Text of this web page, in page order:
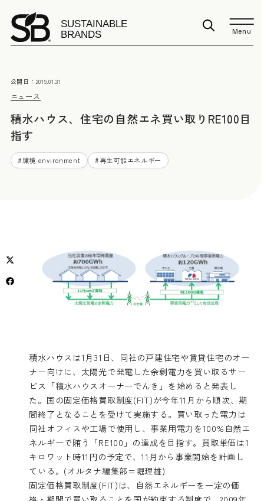
Menu
ニュース
公開日： 2019.01.31
積水ハウス、住宅の自然エネ買い取りRE100目
指す
#環境 environment #再生可能エネルギー
積水ハウスは1月31日、同社の戸建住宅や賃貸住宅のオー
ナー向けに、太陽光で発電した余剰電力を買い取るサー
ビス「積水ハウスオーナーでんき」を始めると発表し
た。国の固定価格買取制度(FIT)が今年11月から順次、期
間終了となることを受けて実施する。買い取った電力は
同社オフィスや工場で使用し、事業用電力を100%自然エ
ネルギーで賄う「RE100」の達成を目指す。買取単価は1
キロワット時11円の予定で、11月から事業開始を計画し
ている。(オルタナ編集部=堀理雄)
固定価格買取制度(FIT)は、自然エネルギーを一定の価